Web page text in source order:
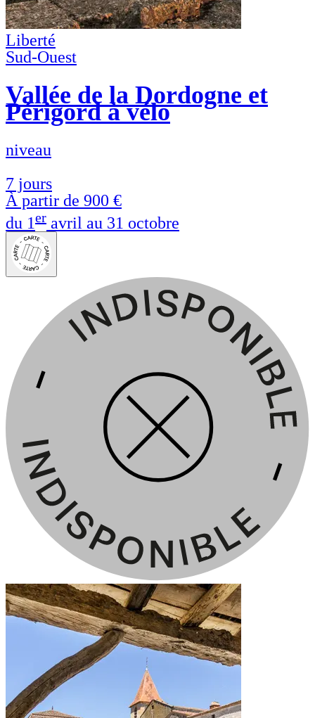
Liberté
Sud-Ouest
Vallée de la Dordogne et
Périgord à vélo
niveau
7 jours
À partir de 900 €
du 1er avril au 31 octobre